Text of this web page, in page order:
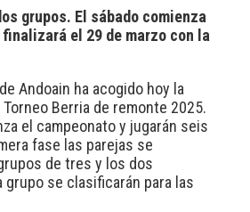
grupos. El sábado comienza
el 29 de marzo con la
Andoain ha acogido hoy la
Berria de remonte 2025.
el campeonato y jugarán seis
fase las parejas se
de tres y los dos
grupo se clasificarán para las